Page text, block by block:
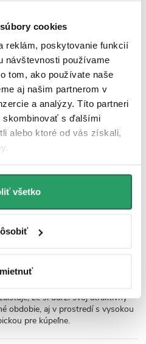
cookies
reklám, poskytovanie funkcií
návštevnosti používame
tom, ako používate naše
aj našim partnerom v
a analýzy. Títo partneri
skombinovať s ďalšími
alebo ktoré od vás získali,
všetko
až do 30 mm je kľúčovým
kabíny. Tento systém umožňuje
rozmerom sprchovacieho kúta a
alebo nerovnosti stien.
skla a obmedzuje usadzovanie
stranu skla, ktorá je v kontakte s
kvapky lepšie stekajú a sklo sa
rokov, po dvoch rokoch je však
vaničku alebo na podlahu
na sprchovú vaničku alebo priamo
požiadaviek používateľa.
že si udrží svoj atraktívny
obdobie, aj v prostredí s vysokou
pre kúpeľne.